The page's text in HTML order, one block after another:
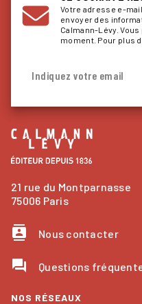
Votre adresse e-
envoyer des
Calmann-Lévy.
moment. Pour plus
Indiquez votre email
21 rue du Montparnasse
75006 Paris
contacts Nous contacter
question_answer Questions
NOS RÉSEAUX